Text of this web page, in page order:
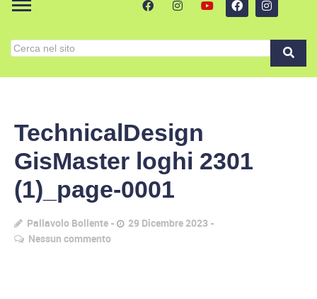
TechnicalDesign
GisMaster loghi 2301
(1)_page-0001
Pallavolo Bollente
29 Dicembre 2023
Nessun commento